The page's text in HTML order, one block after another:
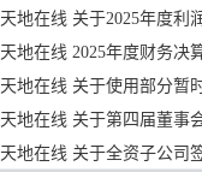
天地在线 关于2025年度利
天地在线 2025年度财务决
天地在线 关于使用部分暂
天地在线 关于第四届董事
天地在线 关于全资子公司